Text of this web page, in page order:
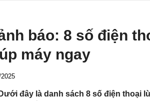
báo: 8 số điện
máy ngay
Dưới đây là danh sách 8 số điện thoại